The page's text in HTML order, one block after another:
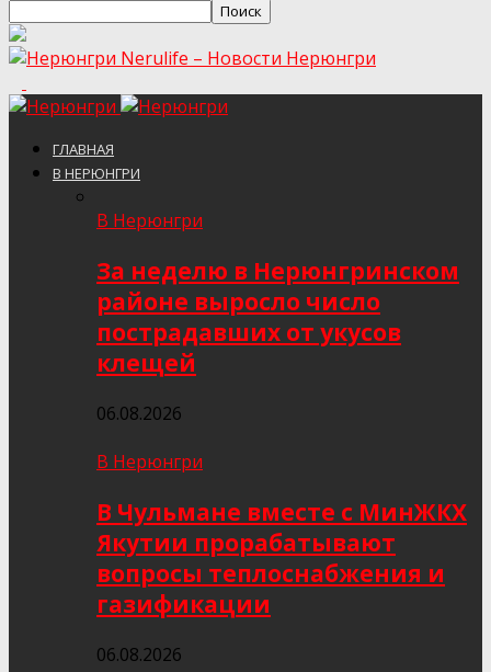
Nerulife – Новости Нерюнгри
ГЛАВНАЯ
В НЕРЮНГРИ
В Нерюнгри
За неделю в Нерюнгринском
районе выросло число
пострадавших от укусов
клещей
06.08.2026
В Нерюнгри
В Чульмане вместе с МинЖКХ
Якутии прорабатывают
вопросы теплоснабжения и
газификации
06.08.2026